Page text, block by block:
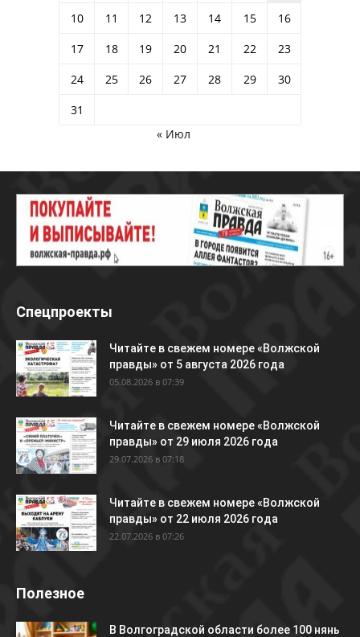
10
11 12 13 14 15
16
17
18 19 20 21 22
23
24
25 26 27 28 29
30
31
« Июл
Спецпроекты
Читайте в свежем номере «Волжской
правды» от 5 августа 2026 года
05.08.2026 в 07:39
Читайте в свежем номере «Волжской
правды» от 29 июля 2026 года
29.07.2026 в 07:18
Читайте в свежем номере «Волжской
правды» от 22 июля 2026 года
22.07.2026 в 07:26
Полезное
В Волгоградской области более 100 нянь